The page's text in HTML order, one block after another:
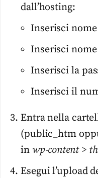
dall’hosting:
Inserisci
Inserisci
Inserisci la
Inserisci il
Entra nella
(public_htm
in wp-content >
Esegui l’upload